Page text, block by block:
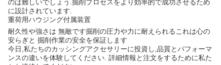
のは難しいでしょう.掘削プロセスをより効率的で成功させるため
に設計されています.
重荷用ハウジング付属装置
耐久性や強さは 無敵です掘削の圧力や力に耐えられるこれは心の
安らぎと 掘削作業の安全を保証します
今日,私たちのカッシングアクセサリーに投資し,品質とパフォーマ
ンスの違いを体験してください. 詳細情報と注文をするために私た